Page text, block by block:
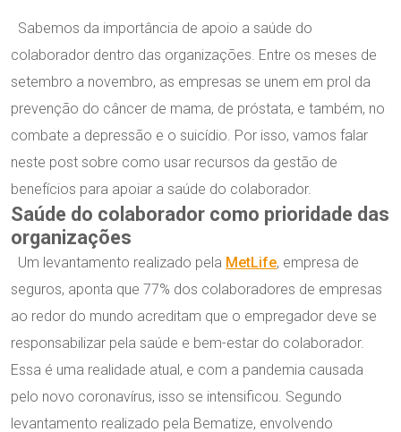
Sabemos da importância de apoio a saúde do
colaborador dentro das organizações. Entre os meses de
setembro a novembro, as empresas se unem em prol da
prevenção do câncer de mama, de próstata, e também, no
combate a depressão e o suicídio. Por isso, vamos falar
neste post sobre como usar recursos da gestão de
benefícios para apoiar a saúde do colaborador.
Saúde do colaborador como prioridade das
organizações
Um levantamento realizado pela MetLife, empresa de
seguros, aponta que 77% dos colaboradores de empresas
ao redor do mundo acreditam que o empregador deve se
responsabilizar pela saúde e bem-estar do colaborador.
Essa é uma realidade atual, e com a pandemia causada
pelo novo coronavírus, isso se intensificou. Segundo
levantamento realizado pela Bematize, envolvendo